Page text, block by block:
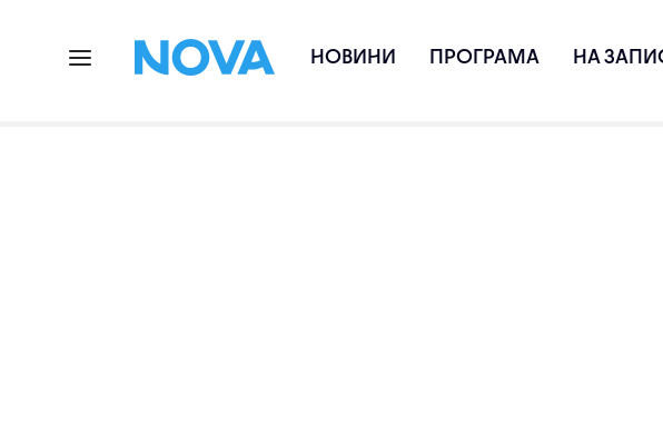
НОВИНИ ПРОГРАМА НА